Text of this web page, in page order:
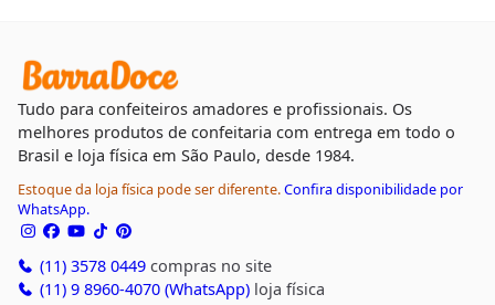
Tudo para confeiteiros amadores e profissionais. Os
melhores produtos de confeitaria com entrega em todo o
Brasil e loja física em São Paulo, desde 1984.
Estoque da loja física pode ser diferente.Confira disponibilidade por
WhatsApp.
(11) 3578 0449compras no site
(11) 9 8960-4070 (WhatsApp)loja física